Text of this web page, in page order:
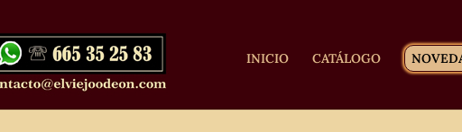
INICIO CATÁLOGO